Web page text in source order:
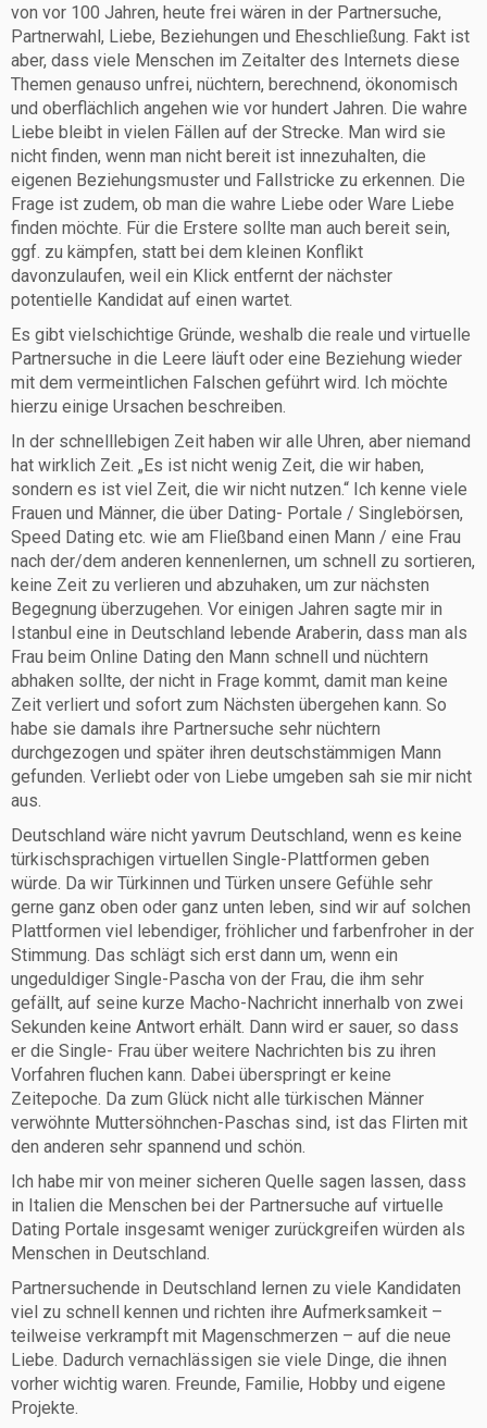
von vor 100 Jahren, heute frei wären in der Partnersuche,
Partnerwahl, Liebe, Beziehungen und Eheschließung. Fakt ist
aber, dass viele Menschen im Zeitalter des Internets diese
Themen genauso unfrei, nüchtern, berechnend, ökonomisch
und oberflächlich angehen wie vor hundert Jahren. Die wahre
Liebe bleibt in vielen Fällen auf der Strecke. Man wird sie
nicht finden, wenn man nicht bereit ist innezuhalten, die
eigenen Beziehungsmuster und Fallstricke zu erkennen. Die
Frage ist zudem, ob man die wahre Liebe oder Ware Liebe
finden möchte. Für die Erstere sollte man auch bereit sein,
ggf. zu kämpfen, statt bei dem kleinen Konflikt
davonzulaufen, weil ein Klick entfernt der nächster
potentielle Kandidat auf einen wartet.
Es gibt vielschichtige Gründe, weshalb die reale und virtuelle
Partnersuche in die Leere läuft oder eine Beziehung wieder
mit dem vermeintlichen Falschen geführt wird. Ich möchte
hierzu einige Ursachen beschreiben.
In der schnelllebigen Zeit haben wir alle Uhren, aber niemand
hat wirklich Zeit. „Es ist nicht wenig Zeit, die wir haben,
sondern es ist viel Zeit, die wir nicht nutzen.“ Ich kenne viele
Frauen und Männer, die über Dating- Portale / Singlebörsen,
Speed Dating etc. wie am Fließband einen Mann / eine Frau
nach der/dem anderen kennenlernen, um schnell zu sortieren,
keine Zeit zu verlieren und abzuhaken, um zur nächsten
Begegnung überzugehen. Vor einigen Jahren sagte mir in
Istanbul eine in Deutschland lebende Araberin, dass man als
Frau beim Online Dating den Mann schnell und nüchtern
abhaken sollte, der nicht in Frage kommt, damit man keine
Zeit verliert und sofort zum Nächsten übergehen kann. So
habe sie damals ihre Partnersuche sehr nüchtern
durchgezogen und später ihren deutschstämmigen Mann
gefunden. Verliebt oder von Liebe umgeben sah sie mir nicht
aus.
Deutschland wäre nicht yavrum Deutschland, wenn es keine
türkischsprachigen virtuellen Single-Plattformen geben
würde. Da wir Türkinnen und Türken unsere Gefühle sehr
gerne ganz oben oder ganz unten leben, sind wir auf solchen
Plattformen viel lebendiger, fröhlicher und farbenfroher in der
Stimmung. Das schlägt sich erst dann um, wenn ein
ungeduldiger Single-Pascha von der Frau, die ihm sehr
gefällt, auf seine kurze Macho-Nachricht innerhalb von zwei
Sekunden keine Antwort erhält. Dann wird er sauer, so dass
er die Single- Frau über weitere Nachrichten bis zu ihren
Vorfahren fluchen kann. Dabei überspringt er keine
Zeitepoche. Da zum Glück nicht alle türkischen Männer
verwöhnte Muttersöhnchen-Paschas sind, ist das Flirten mit
den anderen sehr spannend und schön.
Ich habe mir von meiner sicheren Quelle sagen lassen, dass
in Italien die Menschen bei der Partnersuche auf virtuelle
Dating Portale insgesamt weniger zurückgreifen würden als
Menschen in Deutschland.
Partnersuchende in Deutschland lernen zu viele Kandidaten
viel zu schnell kennen und richten ihre Aufmerksamkeit –
teilweise verkrampft mit Magenschmerzen – auf die neue
Liebe. Dadurch vernachlässigen sie viele Dinge, die ihnen
vorher wichtig waren. Freunde, Familie, Hobby und eigene
Projekte.